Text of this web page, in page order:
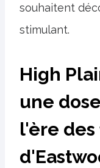
souhaitent
stimulant.
High
une
l'ère